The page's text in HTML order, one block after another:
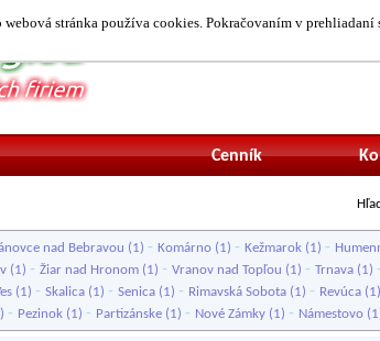
webová stránka používa cookies. Pokračovaním v
Cenník
nad Bebravou (1) - Komárno (1) - Kežmarok (1) -
(1) - Žiar nad Hronom (1) - Vranov nad Topľou (1) - Trnava (1) -
(1) - Skalica (1) - Senica (1) - Rimavská Sobota (1) - Revúca (1)
- Pezinok (1) - Partizánske (1) - Nové Zámky (1) - Námestovo